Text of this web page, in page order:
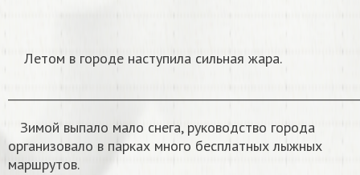
Летом в городе наступила сильная жара.
Зимой выпало мало снега, руководство города
организовало в парках много бесплатных лыжных
маршрутов.